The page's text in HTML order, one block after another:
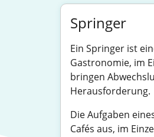
Springer
Ein Springer ist
Gastronomie, im
bringen
Herausforderung.
Die Aufgaben
Cafés aus, im